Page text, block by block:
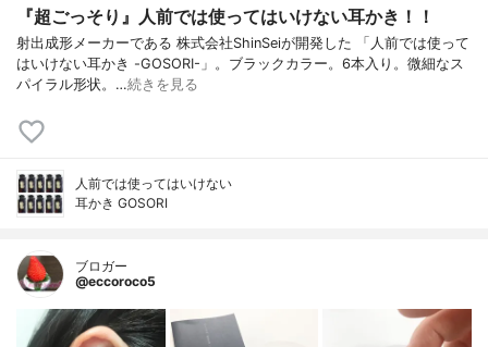
『超ごっそり』人前では使ってはいけない耳かき！！
射出成形メーカーである 株式会社ShinSeiが開発した 「人前では使って
はいけない耳かき -GOSORI-」。ブラックカラー。6本入り。微細なス
パイラル形状。…続きを見る
人前では使ってはいけない
耳かき GOSORI
ブロガー
@eccoroco5